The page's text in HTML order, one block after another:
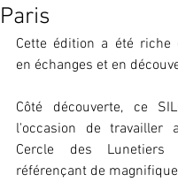
Paris
Cette édition a été riche
en échanges et en
Côté découverte, ce
l'occasion de travailler
Cercle des Lunetiers
référençant de